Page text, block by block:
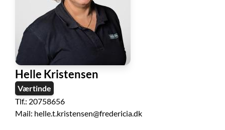
Helle Kristensen
Værtinde
Tlf.: 20758656
Mail: helle.t.kristensen@fredericia.dk